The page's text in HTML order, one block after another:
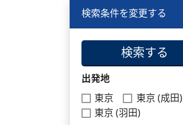
検索条件を変更する
検索する
出発地
東京
東京 (成田)
東京 (羽田)